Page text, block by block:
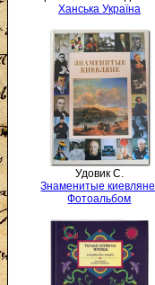
Ханська Україна
Удовик С.
Знаменитые киевляне.
Фотоальбом